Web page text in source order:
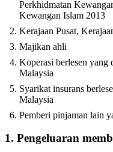
Perkhidmatan
Kewangan Islam 2013
Kerajaan Pusat,
Majikan ahli
Koperasi berlesen yang
Malaysia
Syarikat insurans
Malaysia
Pemberi pinjaman lain
1. Pengeluaran